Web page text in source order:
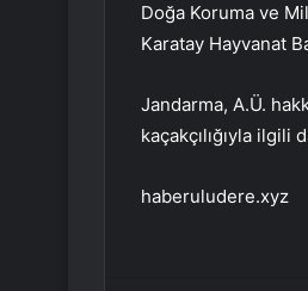
Doğa Koruma ve
Karatay Hayvanat
Jandarma, A.Ü.
kaçakçılığıyla ilgili
haberuludere.xyz